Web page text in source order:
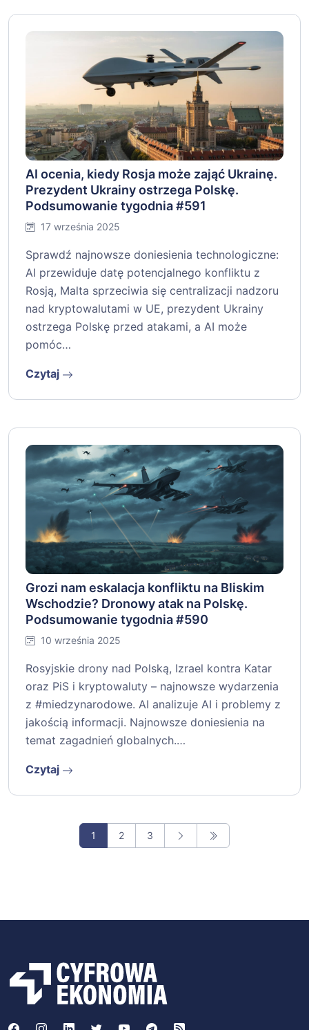
AI ocenia, kiedy Rosja może zająć Ukrainę.
Prezydent Ukrainy ostrzega Polskę.
Podsumowanie tygodnia #591
17 września 2025
Sprawdź najnowsze doniesienia technologiczne:
AI przewiduje datę potencjalnego konfliktu z
Rosją, Malta sprzeciwia się centralizacji nadzoru
nad kryptowalutami w UE, prezydent Ukrainy
ostrzega Polskę przed atakami, a AI może
pomóc…
Czytaj
Grozi nam eskalacja konfliktu na Bliskim
Wschodzie? Dronowy atak na Polskę.
Podsumowanie tygodnia #590
10 września 2025
Rosyjskie drony nad Polską, Izrael kontra Katar
oraz PiS i kryptowaluty – najnowsze wydarzenia
z #miedzynarodowe. AI analizuje AI i problemy z
jakością informacji. Najnowsze doniesienia na
temat zagadnień globalnych.…
Czytaj
1 2 3